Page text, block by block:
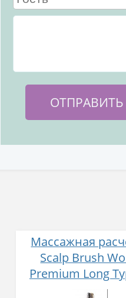
Массажная
Scalp Brush
Premium Long
Heart-S 572